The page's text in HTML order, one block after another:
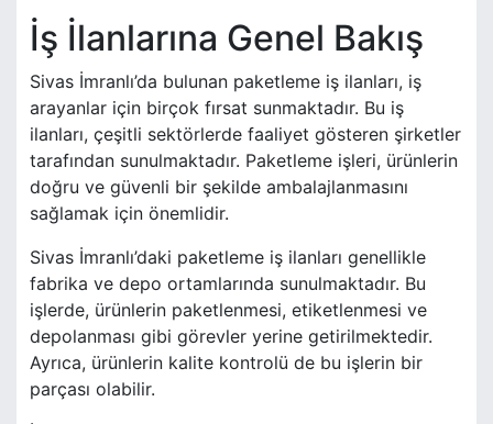
İş İlanlarına Genel Bakış
Sivas İmranlı’da bulunan paketleme iş ilanları, iş
arayanlar için birçok fırsat sunmaktadır. Bu iş
ilanları, çeşitli sektörlerde faaliyet gösteren şirketler
tarafından sunulmaktadır. Paketleme işleri, ürünlerin
doğru ve güvenli bir şekilde ambalajlanmasını
sağlamak için önemlidir.
Sivas İmranlı’daki paketleme iş ilanları genellikle
fabrika ve depo ortamlarında sunulmaktadır. Bu
işlerde, ürünlerin paketlenmesi, etiketlenmesi ve
depolanması gibi görevler yerine getirilmektedir.
Ayrıca, ürünlerin kalite kontrolü de bu işlerin bir
parçası olabilir.